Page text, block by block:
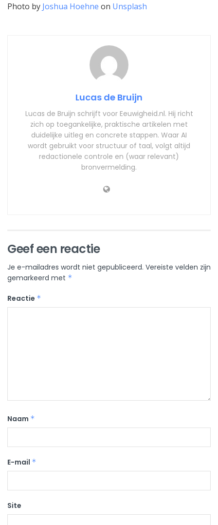
Photo by Joshua Hoehne on Unsplash
Lucas de Bruijn
Lucas de Bruijn schrijft voor Eeuwigheid.nl. Hij richt
zich op toegankelijke, praktische artikelen met
duidelijke uitleg en concrete stappen. Waar AI
wordt gebruikt voor structuur of taal, volgt altijd
redactionele controle en (waar relevant)
bronvermelding.
Geef een reactie
Je e-mailadres wordt niet gepubliceerd. Vereiste velden zijn
gemarkeerd met *
Reactie *
Naam *
E-mail *
Site